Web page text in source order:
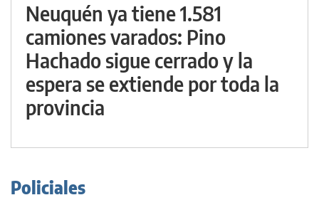
Neuquén ya tiene 1.581
camiones varados: Pino
Hachado sigue cerrado y la
espera se extiende por toda la
provincia
Policiales